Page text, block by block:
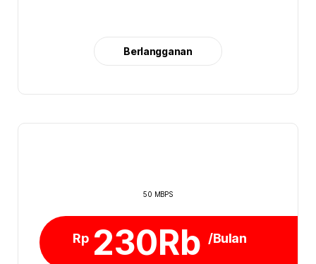
Berlangganan
50 MBPS
Rp 230Rb /Bulan